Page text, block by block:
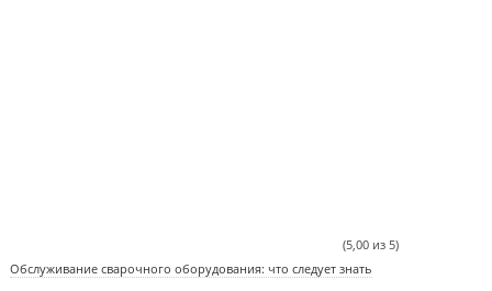
(5,00 из 5)
Обслуживание сварочного оборудования: что следует знать